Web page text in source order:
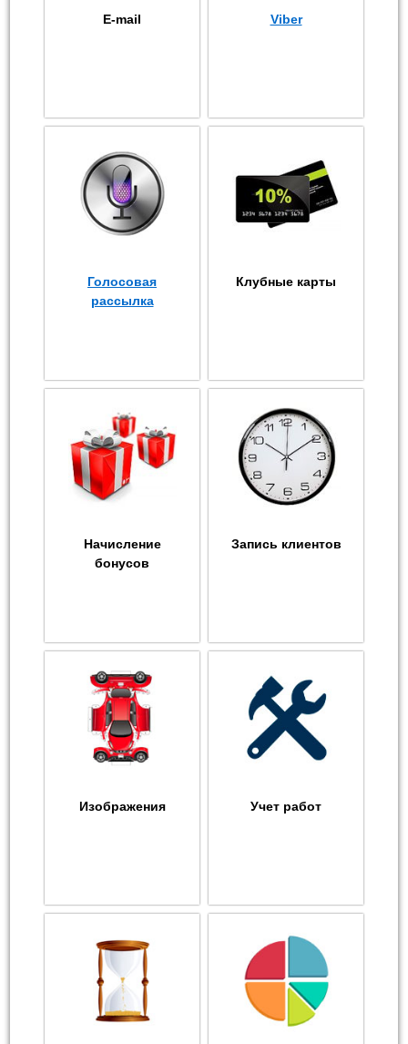
E-mail Viber
Голосовая
рассылка
Клубные карты
Начисление
бонусов
Запись клиентов
Изображения Учет работ